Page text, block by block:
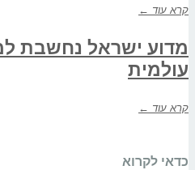
קרא עוד ←
מדוע ישראל נחשבת
עולמית
קרא עוד ←
כדאי לקרוא